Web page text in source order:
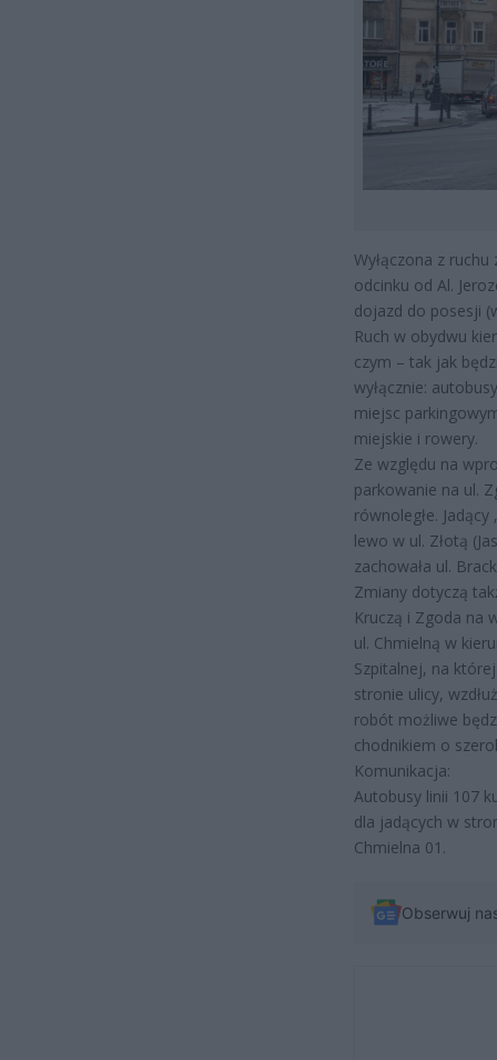
Wyłączona z
odcinku od Al.
dojazd do posesji
Ruch w obydwu
czym – tak jak
wyłącznie:
miejsc
miejskie i rowery.
Ze względu na
parkowanie na ul.
równoległe.
lewo w ul. Złotą
zachowała ul.
Zmiany dotyczą
Kruczą i Zgoda na
ul. Chmielną w
Szpitalnej, na
stronie ulicy,
robót możliwe
chodnikiem o
Komunikacja:
Autobusy linii 107
dla jadących w
Chmielna 01.
Obserwuj